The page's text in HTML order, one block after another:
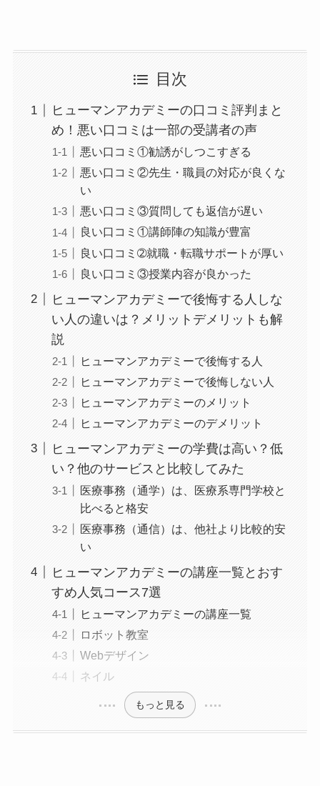
目次
ヒューマンアカデミーの口コミ評判まと
め！悪い口コミは一部の受講者の声
悪い口コミ①勧誘がしつこすぎる
悪い口コミ②先生・職員の対応が良くな
い
悪い口コミ③質問しても返信が遅い
良い口コミ①講師陣の知識が豊富
良い口コミ➁就職・転職サポートが厚い
良い口コミ③授業内容が良かった
ヒューマンアカデミーで後悔する人しな
い人の違いは？メリットデメリットも解
説
ヒューマンアカデミーで後悔する人
ヒューマンアカデミーで後悔しない人
ヒューマンアカデミーのメリット
ヒューマンアカデミーのデメリット
ヒューマンアカデミーの学費は高い？低
い？他のサービスと比較してみた
医療事務（通学）は、医療系専門学校と
比べると格安
医療事務（通信）は、他社より比較的安
い
ヒューマンアカデミーの講座一覧とおす
すめ人気コース7選
ヒューマンアカデミーの講座一覧
ロボット教室
Webデザイン
ネイル
もっと見る